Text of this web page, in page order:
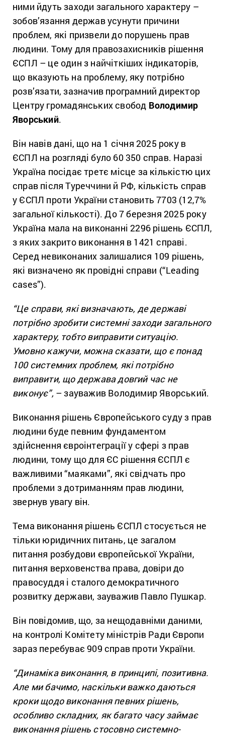
ними йдуть заходи загального характеру –
зобов’язання держав усунути причини
проблем, які призвели до порушень прав
людини. Тому для правозахисників рішення
ЄСПЛ – це один з найчіткіших індикаторів,
що вказують на проблему, яку потрібно
розв’язати, зазначив програмний директор
Центру громадянських свобод Володимир
Яворський.
Він навів дані, що на 1 січня 2025 року в
ЄСПЛ на розгляді було 60 350 справ. Наразі
Україна посідає третє місце за кількістю цих
справ після Туреччини й РФ, кількість справ
у ЄСПЛ проти України становить 7703 (12,7%
загальної кількості). До 7 березня 2025 року
Україна мала на виконанні 2296 рішень ЄСПЛ,
з яких закрито виконання в 1421 справі.
Серед невиконаних залишалися 109 рішень,
які визначено як провідні справи (“Leading
cases”).
“Це справи, які визначають, де державі
потрібно зробити системні заходи загального
характеру, тобто виправити ситуацію.
Умовно кажучи, можна сказати, що є понад
100 системних проблем, які потрібно
виправити, що держава довгий час не
виконує”, – зауважив Володимир Яворський.
Виконання рішень Європейського суду з прав
людини буде певним фундаментом
здійснення євроінтеграції у сфері з прав
людини, тому що для ЄС рішення ЄСПЛ є
важливими “маяками”, які свідчать про
проблеми з дотриманням прав людини,
звернув увагу він.
Тема виконання рішень ЄСПЛ стосується не
тільки юридичних питань, це загалом
питання розбудови європейської України,
питання верховенства права, довіри до
правосуддя і сталого демократичного
розвитку держави, зауважив Павло Пушкар.
Він повідомив, що, за нещодавніми даними,
на контролі Комітету міністрів Ради Європи
зараз перебуває 909 справ проти України.
“Динаміка виконання, в принципі, позитивна.
Але ми бачимо, наскільки важко даються
кроки щодо виконання певних рішень,
особливо складних, як багато часу займає
виконання рішень стосовно системно-